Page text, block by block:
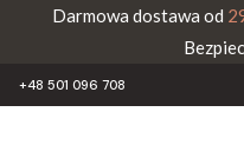
Darmowa dostawa od
+48 501 096 708